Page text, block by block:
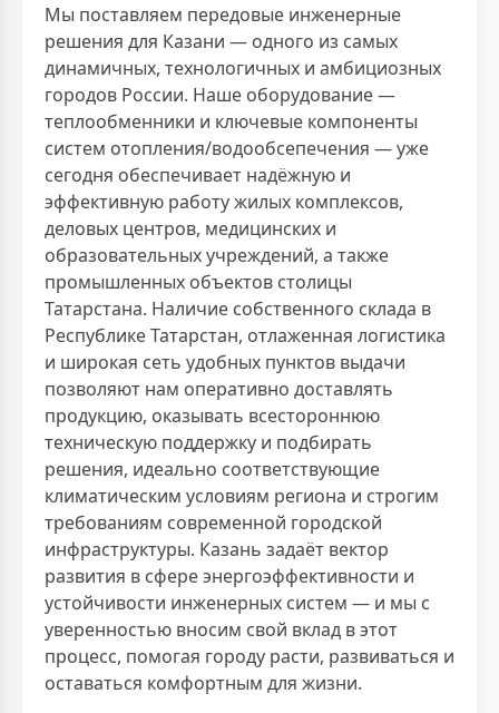
Мы поставляем передовые инженерные
решения для Казани — одного из самых
динамичных, технологичных и амбициозных
городов России. Наше оборудование —
теплообменники и ключевые компоненты
систем отопления/водообсепечения — уже
сегодня обеспечивает надёжную и
эффективную работу жилых комплексов,
деловых центров, медицинских и
образовательных учреждений, а также
промышленных объектов столицы
Татарстана. Наличие собственного склада в
Республике Татарстан, отлаженная логистика
и широкая сеть удобных пунктов выдачи
позволяют нам оперативно доставлять
продукцию, оказывать всестороннюю
техническую поддержку и подбирать
решения, идеально соответствующие
климатическим условиям региона и строгим
требованиям современной городской
инфраструктуры. Казань задаёт вектор
развития в сфере энергоэффективности и
устойчивости инженерных систем — и мы с
уверенностью вносим свой вклад в этот
процесс, помогая городу расти, развиваться и
оставаться комфортным для жизни.